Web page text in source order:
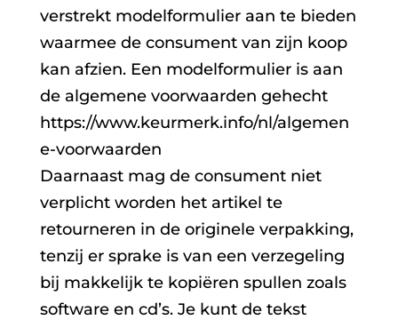
verstrekt modelformulier aan te bieden
waarmee de consument van zijn koop
kan afzien. Een modelformulier is aan
de algemene voorwaarden gehecht
https://www.keurmerk.info/nl/algemen
e-voorwaarden
Daarnaast mag de consument niet
verplicht worden het artikel te
retourneren in de originele verpakking,
tenzij er sprake is van een verzegeling
bij makkelijk te kopiëren spullen zoals
software en cd’s. Je kunt de tekst